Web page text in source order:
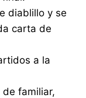
diablillo y se
carta de
a la
familiar,